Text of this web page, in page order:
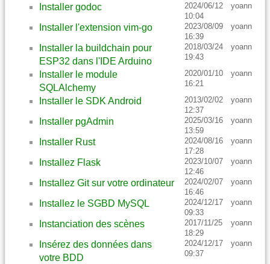
Installer godoc
2024/06/12
10:04
yoann
Installer l'extension vim-go
2023/08/09
16:39
yoann
Installer la buildchain pour
ESP32 dans l'IDE Arduino
2018/03/24
19:43
yoann
Installer le module
SQLAlchemy
2020/01/10
16:21
yoann
Installer le SDK Android
2013/02/02
12:37
yoann
Installer pgAdmin
2025/03/16
13:59
yoann
Installer Rust
2024/08/16
17:28
yoann
Installez Flask
2023/10/07
12:46
yoann
Installez Git sur votre ordinateur
2024/02/07
16:46
yoann
Installez le SGBD MySQL
2024/12/17
09:33
yoann
Instanciation des scènes
2017/11/25
18:29
yoann
Insérez des données dans
votre BDD
2024/12/17
09:37
yoann